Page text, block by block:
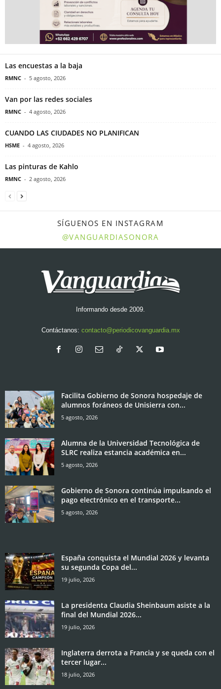
Las encuestas a la baja
RMNC - 5 agosto, 2026
Van por las redes sociales
RMNC - 4 agosto, 2026
CUANDO LAS CIUDADES NO PLANIFICAN
HSME - 4 agosto, 2026
Las pinturas de Kahlo
RMNC - 2 agosto, 2026
SÍGUENOS EN INSTAGRAM
@VANGUARDIASONORA
Informando desde 2009.
Contáctanos: contacto@periodicovanguardia.mx
Facilita Gobierno de Sonora hospedaje de
alumnos foráneos de Unisierra con...
5 agosto, 2026
Alumna de la Universidad Tecnológica de
SLRC realiza estancia académica en...
5 agosto, 2026
Gobierno de Sonora continúa impulsando el
pago electrónico en el transporte...
5 agosto, 2026
España conquista el Mundial 2026 y levanta
su segunda Copa del...
19 julio, 2026
La presidenta Claudia Sheinbaum asiste a la
final del Mundial 2026...
19 julio, 2026
Inglaterra derrota a Francia y se queda con el
tercer lugar...
18 julio, 2026